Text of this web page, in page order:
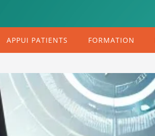
APPUI PATIENTS FORMATION